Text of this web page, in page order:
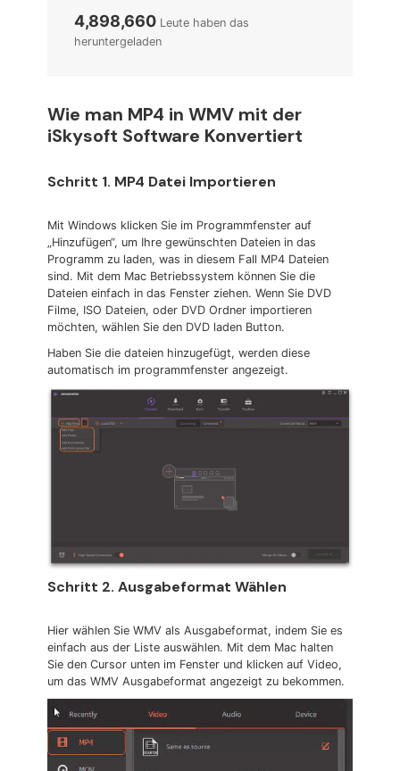
4,898,660 Leute haben das
heruntergeladen
Wie man MP4 in WMV mit der
iSkysoft Software Konvertiert
Schritt 1. MP4 Datei Importieren
Mit Windows klicken Sie im Programmfenster auf
„Hinzufügen“, um Ihre gewünschten Dateien in das
Programm zu laden, was in diesem Fall MP4 Dateien
sind. Mit dem Mac Betriebssystem können Sie die
Dateien einfach in das Fenster ziehen. Wenn Sie DVD
Filme, ISO Dateien, oder DVD Ordner importieren
möchten, wählen Sie den DVD laden Button.
Haben Sie die dateien hinzugefügt, werden diese
automatisch im programmfenster angezeigt.
Schritt 2. Ausgabeformat Wählen
Hier wählen Sie WMV als Ausgabeformat, indem Sie es
einfach aus der Liste auswählen. Mit dem Mac halten
Sie den Cursor unten im Fenster und klicken auf Video,
um das WMV Ausgabeformat angezeigt zu bekommen.